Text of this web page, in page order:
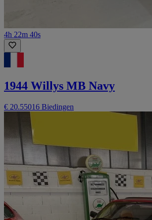
4h 22m 40s
1944 Willys MB Navy
€ 20.55016 Biedingen